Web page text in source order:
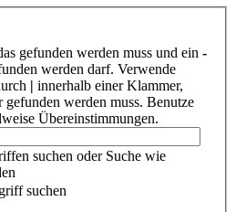
gefunden werden muss und ein -
werden darf. Verwende
| innerhalb einer Klammer,
werden muss. Benutze
Übereinstimmungen.
suchen oder Suche wie
suchen